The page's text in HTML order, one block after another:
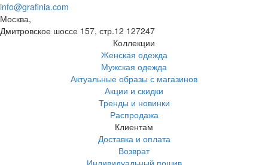
info@grafinia.com
Москва,
Дмитровское шоссе 157, стр.12 127247
Коллекции
Женская одежда
Мужская одежда
Актуальные образы с магазинов
Акции и скидки
Тренды и новинки
Распродажа
Клиентам
Доставка и оплата
Возврат